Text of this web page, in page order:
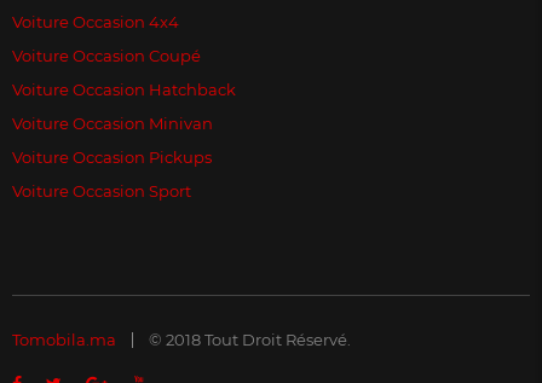
Voiture Occasion 4x4
Voiture Occasion Coupé
Voiture Occasion Hatchback
Voiture Occasion Minivan
Voiture Occasion Pickups
Voiture Occasion Sport
Tomobila.ma © 2018 Tout Droit Réservé.